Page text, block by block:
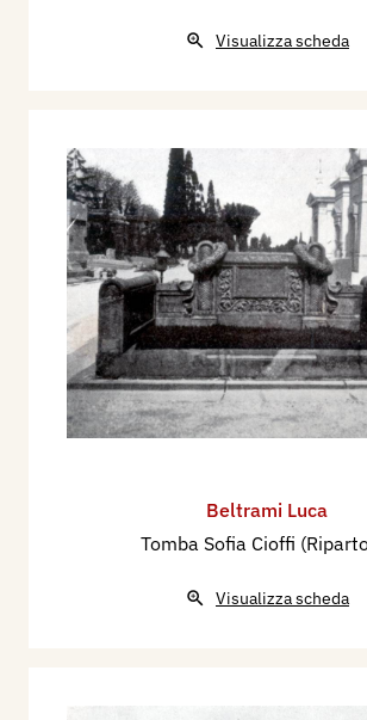
Visualizza scheda
Beltrami Luca
Tomba Sofia Cioffi
Visualizza scheda